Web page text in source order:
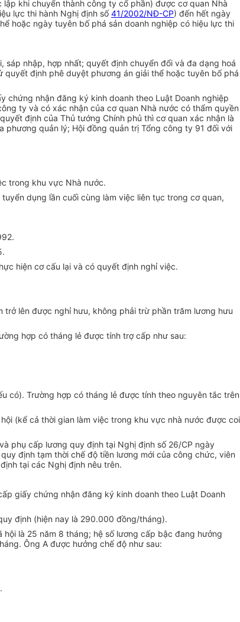
khi chuyển thành công ty cổ phần) được cơ quan Nhà
lực thi hành Nghị định số41/2002/NĐ-CP) đến hết ngày
hoặc ngày tuyên bố phá sản doanh nghiệp có hiệu lực thi
nhập, hợp nhất; quyết định chuyển đổi và đa dạng hoá
định phê duyệt phương án giải thể hoặc tuyên bố phá
nhận đăng ký kinh doanh theo Luật Doanh nghiệp
ty và có xác nhận của cơ quan Nhà nước có thẩm quyền
định của Thủ tướng Chính phủ thì cơ quan xác nhận là
phương quản lý; Hội đồng quản trị Tổng công ty 91 đối với
trong khu vực Nhà nước.
dụng lần cuối cùng làm việc liên tục trong cơ quan,
hiện cơ cấu lại và có quyết định nghỉ việc.
lên được nghỉ hưu, không phải trừ phần trăm lương hưu
hợp có tháng lẻ được tính trợ cấp như sau:
có). Trường hợp có tháng lẻ được tính theo nguyên tắc trên
(kể cả thời gian làm việc trong khu vực nhà nước được coi
phụ cấp lương quy định tại Nghị định số 26/CP ngày
định tạm thời chế độ tiền lương mới của công chức, viên
tại các Nghị định nêu trên.
giấy chứng nhận đăng ký kinh doanh theo Luật Doanh
định (hiện nay là 290.000 đồng/tháng).
là 25 năm 8 tháng; hệ số lương cấp bậc đang hưởng
Ông A được hưởng chế độ như sau: